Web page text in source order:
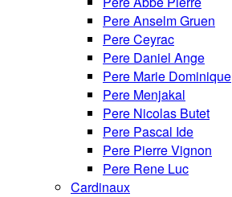
Pere Anselm Gruen
Pere Ceyrac
Pere Daniel Ange
Pere Marie Dominique
Pere Menjakal
Pere Nicolas Butet
Pere Pascal Ide
Pere Pierre Vignon
Pere Rene Luc
Cardinaux